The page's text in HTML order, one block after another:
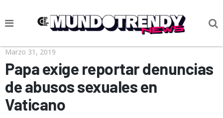
NOTICIAS
CULTURA POP
CIENCIA Y TECNOLOGÍA
VIDA
Marzo 31, 2019
Papa exige reportar denuncias
de abusos sexuales en
Vaticano